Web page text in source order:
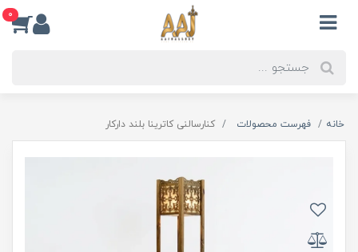
0
خانه فهرست محصولات کنارسالنی کاترینا بلند دارکار